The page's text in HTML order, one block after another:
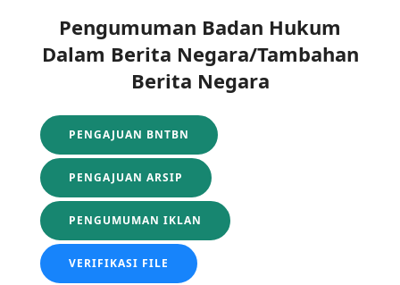
Pengumuman Badan Hukum
Dalam Berita Negara/Tambahan
Berita Negara
PENGAJUAN BNTBN
PENGAJUAN ARSIP
PENGUMUMAN IKLAN
VERIFIKASI FILE